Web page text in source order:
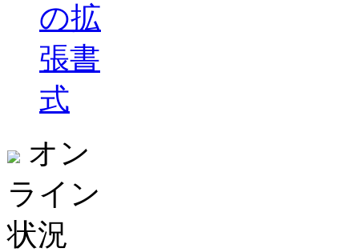
の拡
張書
式
オン
ライン
状況